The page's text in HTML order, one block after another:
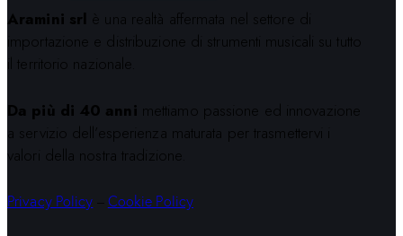
Aramini srl è una realtà affermata nel settore di
importazione e distribuzione di strumenti musicali su tutto
il territorio nazionale.
Da più di 40 anni mettiamo passione ed innovazione
a servizio dell’esperienza maturata per trasmettervi i
valori della nostra tradizione.
Privacy Policy Cookie Policy